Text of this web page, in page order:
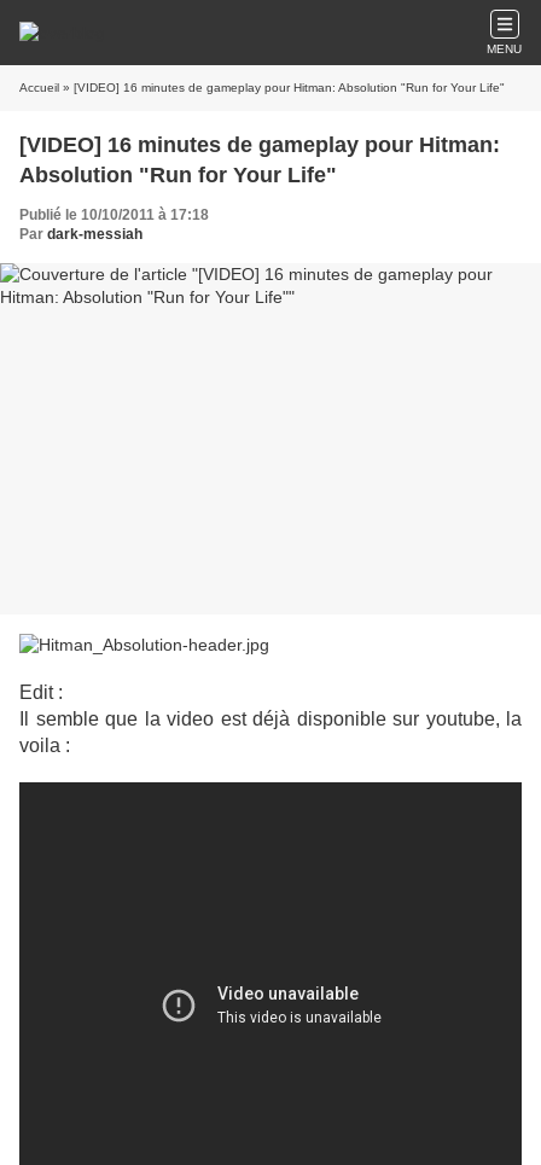
MENU
Accueil » [VIDEO] 16 minutes de gameplay pour Hitman: Absolution "Run for Your Life"
[VIDEO] 16 minutes de gameplay pour Hitman:
Absolution "Run for Your Life"
Publié le 10/10/2011 à 17:18
Par dark-messiah
Edit :
Il semble que la video est déjà disponible sur youtube, la
voila :